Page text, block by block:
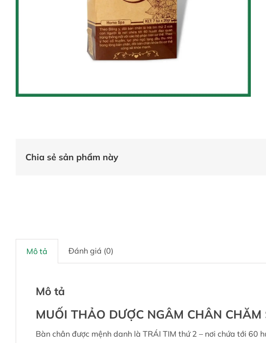
Chia sẻ sản phẩm này
Mô tả Đánh giá (0)
Mô tả
MUỐI THẢO DƯỢC NGÂM CHÂN CHĂM
Bàn chân được mệnh danh là TRÁI TIM thứ 2 – nơi chứa tới